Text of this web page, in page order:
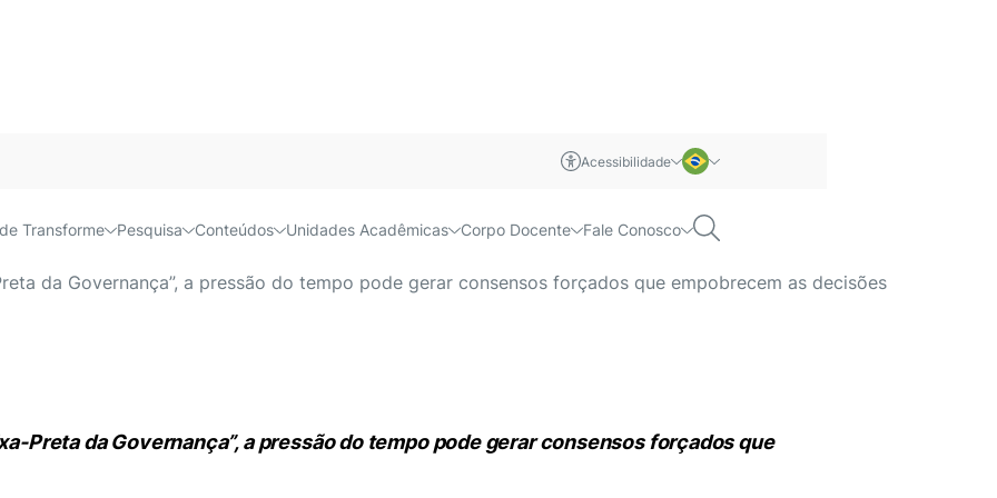
Acessibilidade
Português
Transforme Pesquisa Conteúdos Unidades Acadêmicas Corpo Docente Fale Conosco
dos conselhos de administração
da Governança”, a pressão do tempo pode gerar consensos forçados que empobrecem as decisões
Preta da Governança”, a pressão do tempo pode gerar consensos forçados que